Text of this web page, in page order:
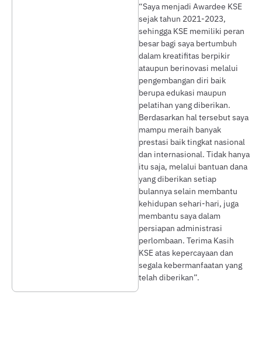
“Saya menjadi Awardee KSE
sejak tahun 2021-2023,
sehingga KSE memiliki peran
besar bagi saya bertumbuh
dalam kreatifitas berpikir
ataupun berinovasi melalui
pengembangan diri baik
berupa edukasi maupun
pelatihan yang diberikan.
Berdasarkan hal tersebut saya
mampu meraih banyak
prestasi baik tingkat nasional
dan internasional. Tidak hanya
itu saja, melalui bantuan dana
yang diberikan setiap
bulannya selain membantu
kehidupan sehari-hari, juga
membantu saya dalam
persiapan administrasi
perlombaan. Terima Kasih
KSE atas kepercayaan dan
segala kebermanfaatan yang
telah diberikan”.